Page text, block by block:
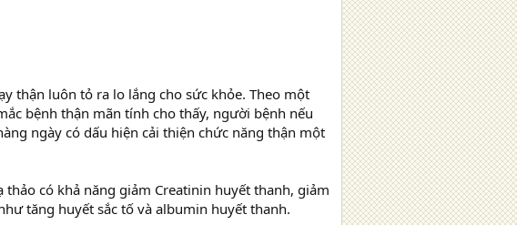
thận luôn tỏ ra lo lắng cho sức khỏe. Theo một
bệnh thận mãn tính cho thấy, người bệnh nếu
ngày có dấu hiện cải thiện chức năng thận một
có khả năng giảm Creatinin huyết thanh, giảm
tăng huyết sắc tố và albumin huyết thanh.